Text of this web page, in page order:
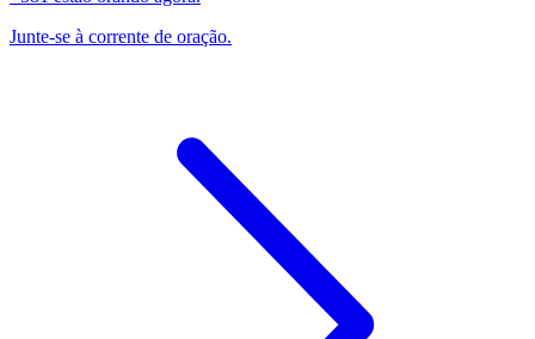
Junte-se à corrente de oração.